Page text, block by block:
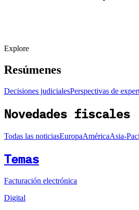
Explore
Resúmenes
Decisiones judicialesPerspectivas de
Novedades fiscales
Todas las noticiasEuropaAméricaAsia-
Temas
Facturación electrónica
Digital